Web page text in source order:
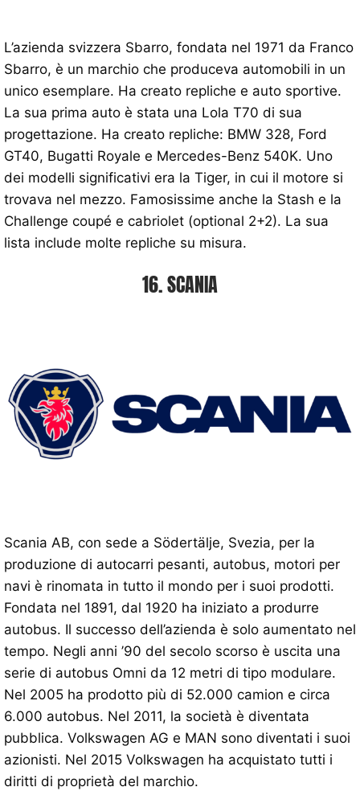
L’azienda svizzera Sbarro, fondata nel 1971 da Franco
Sbarro, è un marchio che produceva automobili in un
unico esemplare. Ha creato repliche e auto sportive.
La sua prima auto è stata una Lola T70 di sua
progettazione. Ha creato repliche: BMW 328, Ford
GT40, Bugatti Royale e Mercedes-Benz 540K. Uno
dei modelli significativi era la Tiger, in cui il motore si
trovava nel mezzo. Famosissime anche la Stash e la
Challenge coupé e cabriolet (optional 2+2). La sua
lista include molte repliche su misura.
16. SCANIA
Scania AB, con sede a Södertälje, Svezia, per la
produzione di autocarri pesanti, autobus, motori per
navi è rinomata in tutto il mondo per i suoi prodotti.
Fondata nel 1891, dal 1920 ha iniziato a produrre
autobus. Il successo dell’azienda è solo aumentato nel
tempo. Negli anni ’90 del secolo scorso è uscita una
serie di autobus Omni da 12 metri di tipo modulare.
Nel 2005 ha prodotto più di 52.000 camion e circa
6.000 autobus. Nel 2011, la società è diventata
pubblica. Volkswagen AG e MAN sono diventati i suoi
azionisti. Nel 2015 Volkswagen ha acquistato tutti i
diritti di proprietà del marchio.